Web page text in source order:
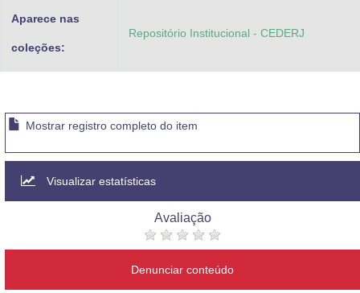
Aparece nas
coleções:
Repositório Institucional - CEDERJ
Mostrar registro completo do item
Visualizar estatísticas
Avaliação
Denunciar conteúdo